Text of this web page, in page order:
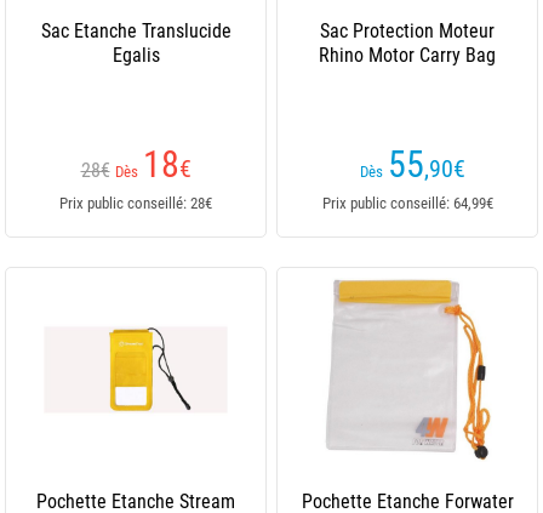
Sac Etanche Translucide
Egalis
28€ Dès 18€
Prix public conseillé: 28€
Sac Protection Moteur
Rhino Motor Carry Bag
Dès 55,90€
Prix public conseillé: 64,99€
Pochette Etanche Stream
Pochette Etanche Forwater